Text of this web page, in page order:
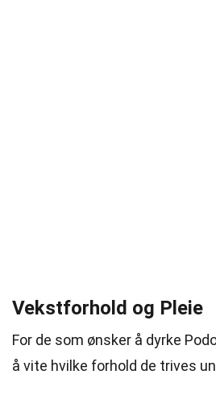
Vekstforhold og Pleie
For de som ønsker å dyrke
å vite hvilke forhold de trives